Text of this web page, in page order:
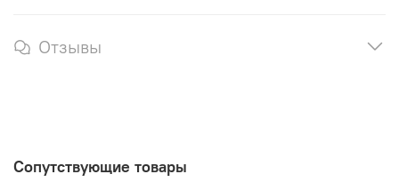
Отзывы
Сопутствующие товары